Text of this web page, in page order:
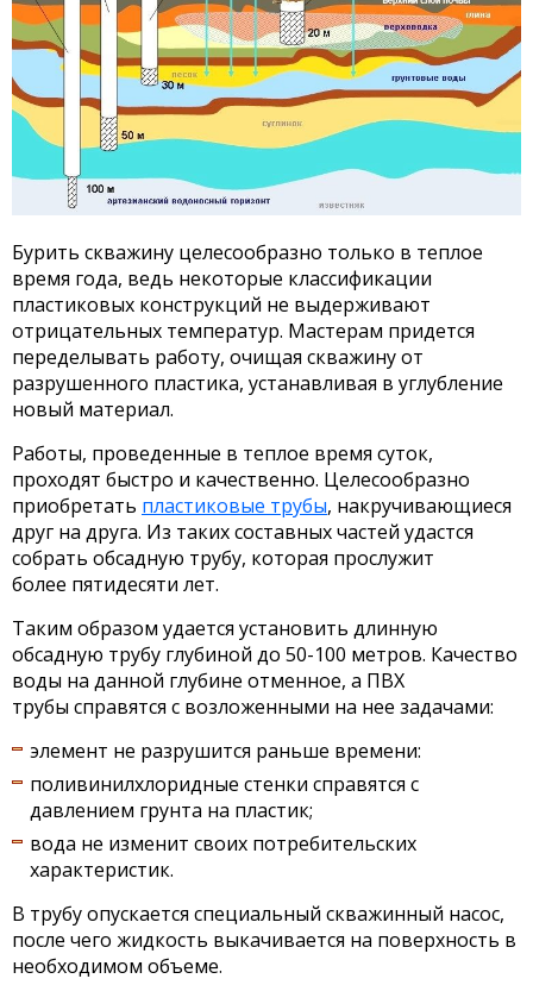
Бурить скважину целесообразно только в теплое
время года, ведь некоторые классификации
пластиковых конструкций не выдерживают
отрицательных температур. Мастерам придется
переделывать работу, очищая скважину от
разрушенного пластика, устанавливая в углубление
новый материал.
Работы, проведенные в теплое время суток,
проходят быстро и качественно. Целесообразно
приобретать пластиковые трубы, накручивающиеся
друг на друга. Из таких составных частей удастся
собрать обсадную трубу, которая прослужит
более пятидесяти лет.
Таким образом удается установить длинную
обсадную трубу глубиной до 50-100 метров. Качество
воды на данной глубине отменное, а ПВХ
трубы справятся с возложенными на нее задачами:
элемент не разрушится раньше времени:
поливинилхлоридные стенки справятся с
давлением грунта на пластик;
вода не изменит своих потребительских
характеристик.
В трубу опускается специальный скважинный насос,
после чего жидкость выкачивается на поверхность в
необходимом объеме.